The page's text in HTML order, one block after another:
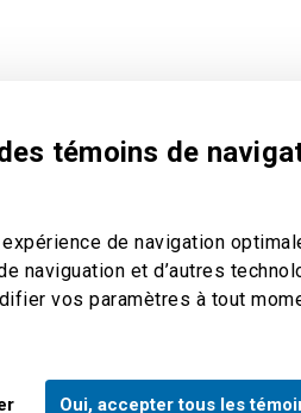
témoins de
de navigation
naviguation et d’autres
vos paramètres à tout
Oui, accepter tous les